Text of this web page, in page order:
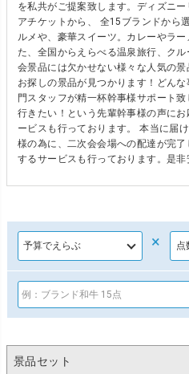
を私共がご提案致します。ディズニ
アチケットから、 全15ブランドから
ルメや、豪華スイーツ。カレーやラ
た、全国からえらべる温泉旅行、ク
会景品には欠かせない様々な人気の
お探しの景品が見つかります！どん
門スタッフが精一杯幹事様サポート
行きたい！という先輩幹事様の声に
ービスも行っております。 本当に届
様の為に、二次会会場への配達が完
するサービスも行っております。是非
×
景品セット